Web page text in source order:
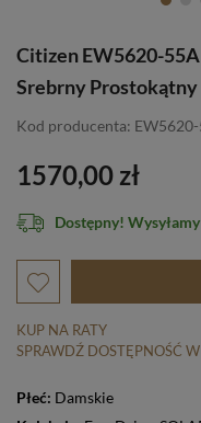
Citizen EW5620-
Srebrny Prostokątny
Kod producenta:
1570,00 zł
Dostępny!
KUP NA RATY
SPRAWDŹ DOSTĘPNOŚĆ
Płeć: Damskie